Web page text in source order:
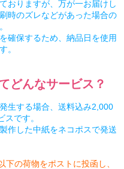
おりますが、万が一お届けし
時のズレなどがあった場合の
確保するため、納品日を使用
。
どんなサービス？
生する場合、送料込み2,000
です。
作した中紙をネコポスで発送
の荷物をポストに投函し、